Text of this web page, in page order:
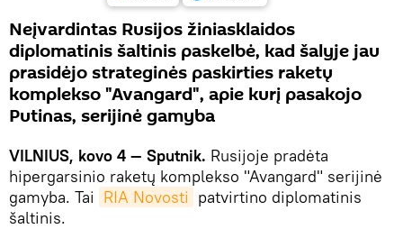
Neįvardintas Rusijos žiniasklaidos
diplomatinis šaltinis paskelbė, kad šalyje jau
prasidėjo strateginės paskirties raketų
komplekso "Avangard", apie kurį pasakojo
Putinas, serijinė gamyba
VILNIUS, kovo 4 — Sputnik. Rusijoje pradėta
hipergarsinio raketų komplekso "Avangard" serijinė
gamyba. Tai RIA Novosti patvirtino diplomatinis
šaltinis.